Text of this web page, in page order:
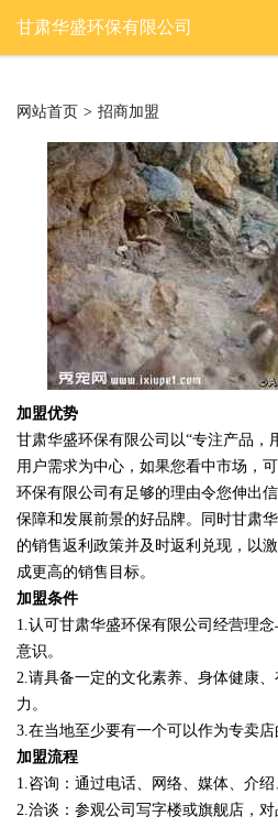
甘肃华盛环保有限公司
网站首页 > 招商加盟
加盟优势
甘肃华盛环保有限公司以“专注产品，
用户需求为中心，如果您看中市场，
环保有限公司有足够的理由令您伸出
保障和发展前景的好品牌。同时甘肃
的销售返利政策并及时返利兑现，以
成更高的销售目标。
加盟条件
1.认可甘肃华盛环保有限公司经营理
意识。
2.请具备一定的文化素养、身体健康
力。
3.在当地至少要有一个可以作为专卖店
加盟流程
1.咨询：通过电话、网络、媒体、介绍
2.洽谈：参观公司写字楼或旗舰店，对